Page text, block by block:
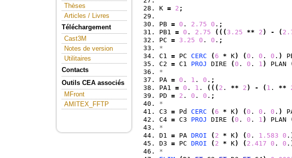
Thèses
Articles / Livres
Téléchargement
Cast3M
Notes de version
Utilitaires
Contacts
Outils CEA associés
MFront
AMITEX_FFTP
K = 2 ;
PB = 0 . 2.75 0 . ;
PB1 = 0 . 2.75 ( ( ( 3.25 ** 2 ) - (
PC = 3.25 0 . 0 . ;
*
C1 = PC CERC ( 6 * K) ( 0 . 0 . 0 . )
C2 = C1 PROJ DIRE ( 0 . 0 . 1 ) PLAN
*
PA = 0 . 1 . 0 . ;
PA1 = 0 . 1 . ( ( ( 2 . ** 2 ) - ( 1 . **
PD = 2 . 0 . 0 . ;
*
C3 = Pd CERC ( 6 * K) ( 0 . 0 . 0 . )
C4 = C3 PROJ DIRE ( 0 . 0 . 1 ) PLAN
*
D1 = PA DROI ( 2 * K) ( 0 . 1.583 0 .
D3 = PC DROI ( 2 * K) ( 2.417 0 . 0 .
*